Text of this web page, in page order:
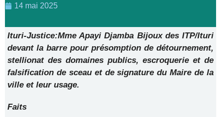
14 mai 2025
Ituri-Justice:Mme Apayi Djamba Bijoux des ITP/Ituri
devant la barre pour présomption de détournement,
stellionat des domaines publics, escroquerie et de
falsification de sceau et de signature du Maire de la
ville et leur usage.
Faits